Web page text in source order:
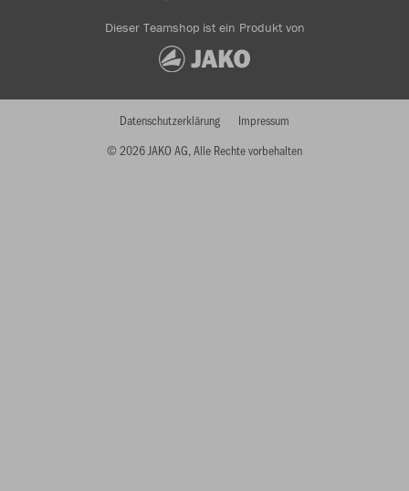
Dieser Teamshop ist ein Produkt von
© 2026 JAKO AG, Alle Rechte vorbehalten
Datenschutzerklärung Impressum